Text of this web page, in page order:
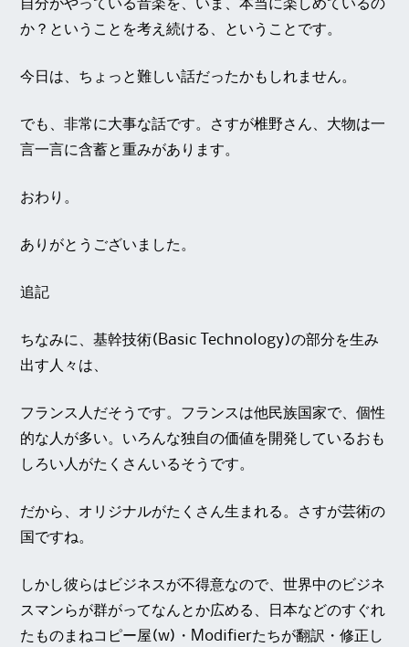
自分がやっている音楽を、いま、本当に楽しめているの
か？ということを考え続ける、ということです。
今日は、ちょっと難しい話だったかもしれません。
でも、非常に大事な話です。さすが椎野さん、大物は一
言一言に含蓄と重みがあります。
おわり。
ありがとうございました。
追記
ちなみに、基幹技術(Basic Technology)の部分を生み
出す人々は、
フランス人だそうです。フランスは他民族国家で、個性
的な人が多い。いろんな独自の価値を開発しているおも
しろい人がたくさんいるそうです。
だから、オリジナルがたくさん生まれる。さすが芸術の
国ですね。
しかし彼らはビジネスが不得意なので、世界中のビジネ
スマンらが群がってなんとか広める、日本などのすぐれ
たものまねコピー屋(w)・Modifierたちが翻訳・修正し